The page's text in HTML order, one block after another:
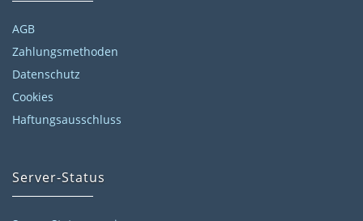
AGB
Zahlungsmethoden
Datenschutz
Cookies
Haftungsausschluss
Server-Status